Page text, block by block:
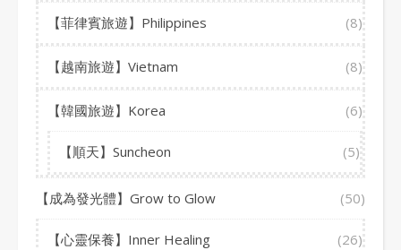
【菲律賓旅遊】Philippines (8)
【越南旅遊】Vietnam (8)
【韓國旅遊】Korea (6)
【順天】Suncheon (5)
【成為發光體】Grow to Glow (50)
【心靈保養】Inner Healing (26)